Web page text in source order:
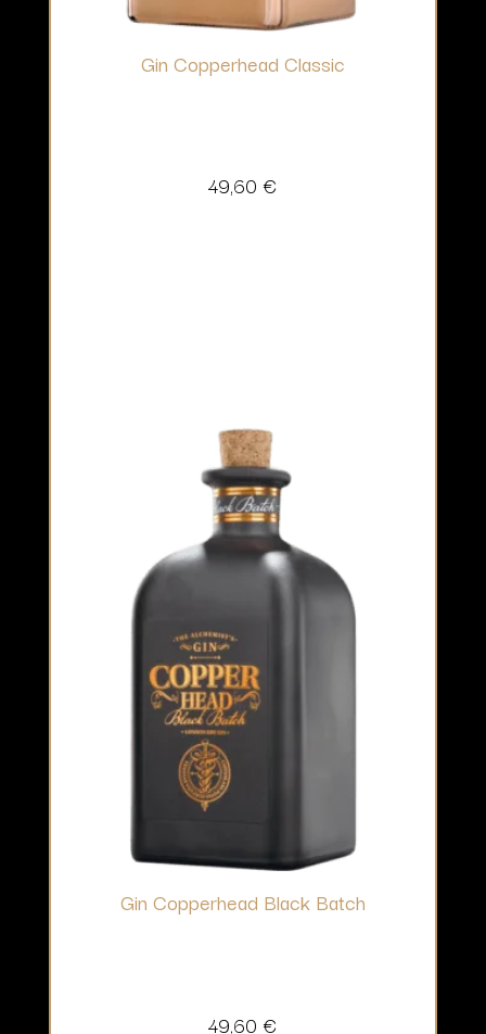
Gin Copperhead Classic
49,60 €
Gin Copperhead Black Batch
49,60 €